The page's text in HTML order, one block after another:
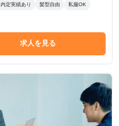
内定実績あり 髪型自由 私服OK
求人を見る